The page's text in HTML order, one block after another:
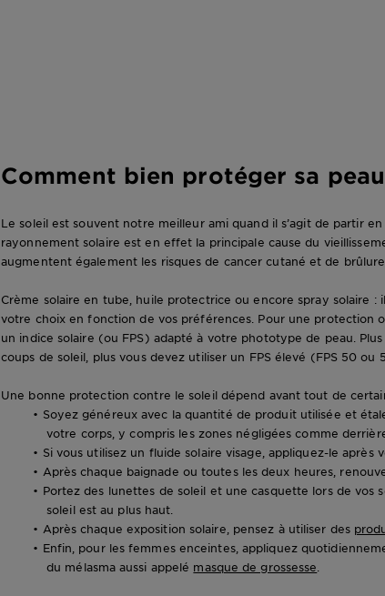
Comment bien protéger sa
Le soleil est souvent notre meilleur ami quand il s’agit de partir en
rayonnement solaire est en effet la principale cause du
augmentent également les risques de cancer cutané et de
Crème solaire en tube, huile protectrice ou encore spray solaire
votre choix en fonction de vos préférences. Pour une protection
un indice solaire (ou FPS) adapté à votre phototype de peau.
coups de soleil, plus vous devez utiliser un FPS élevé (FPS 50 ou
Une bonne protection contre le soleil dépend avant tout de
• Soyez généreux avec la quantité de produit utilisée et
votre corps, y compris les zones négligées comme
• Si vous utilisez un fluide solaire visage, appliquez-le
• Après chaque baignade ou toutes les deux heures,
• Portez des lunettes de soleil et une casquette lors de vos
soleil est au plus haut.
• Après chaque exposition solaire, pensez à utiliser des
• Enfin, pour les femmes enceintes, appliquez
du mélasma aussi appelé masque de grossesse